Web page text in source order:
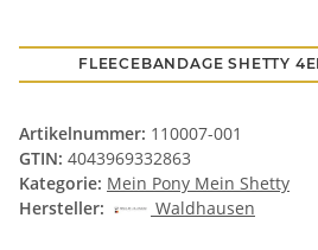
FLEECEBANDAGE SHETTY
Artikelnummer: 110007-001
GTIN: 4043969332863
Kategorie: Mein Pony Mein Shetty
Hersteller:
Waldhausen